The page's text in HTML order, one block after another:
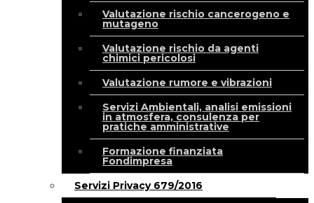
Valutazione rischio cancerogeno e
mutageno
Valutazione rischio da agenti
chimici pericolosi
Valutazione rumore e vibrazioni
Servizi Ambientali, analisi emissioni
in atmosfera, consulenza per
pratiche amministrative
Formazione finanziata
Fondimpresa
Servizi Privacy 679/2016